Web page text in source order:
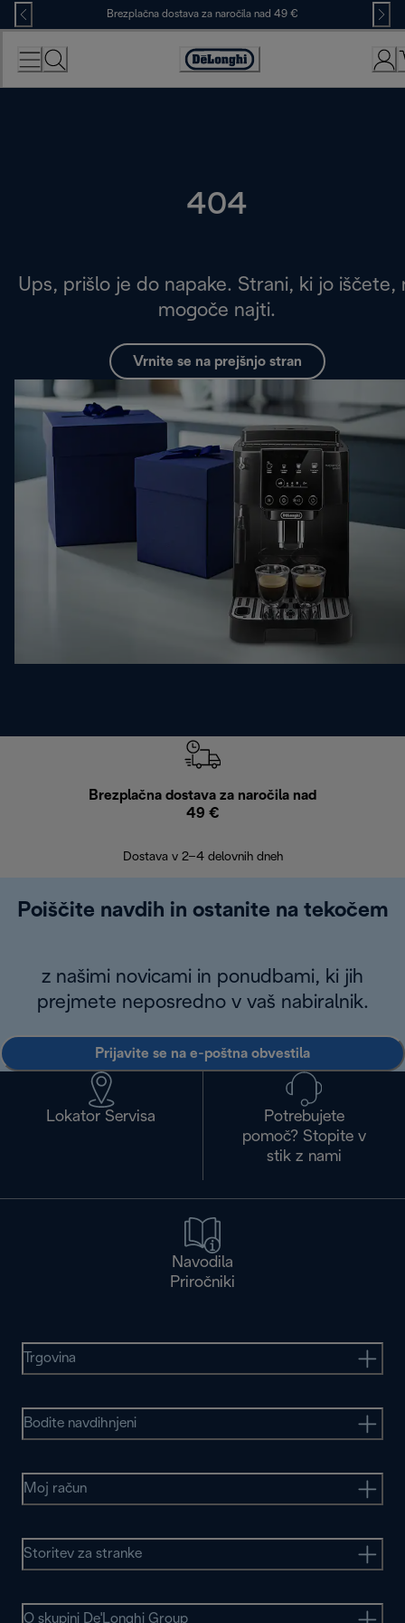
Skip
to
Content
Brezplačna dostava za naročila nad 49 €
Accessibility
Statement
404
Ups, prišlo je do napake. Strani, ki jo iščete,
mogoče najti.
Vrnite se na prejšnjo stran
Brezplačna dostava za naročila nad
49 €
Dostava v 2–4 delovnih dneh
Poiščite navdih in ostanite na tekočem
z našimi novicami in ponudbami, ki jih
prejmete neposredno v vaš nabiralnik.
Prijavite se na e-poštna obvestila
Lokator Servisa
Potrebujete
pomoč? Stopite v
stik z nami
Navodila
Priročniki
Trgovina
Bodite navdihnjeni
Moj račun
Storitev za stranke
O skupini De'Longhi Group